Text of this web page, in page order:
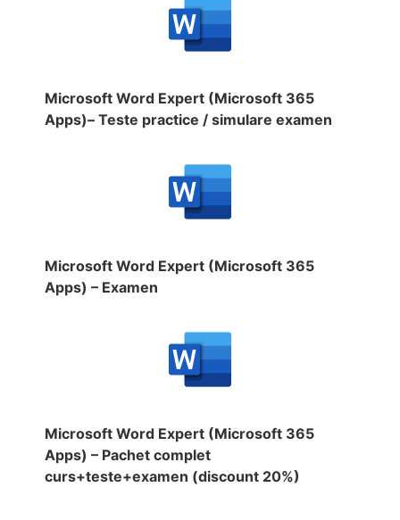
Microsoft Word Expert (Microsoft 365
Apps)– Teste practice / simulare examen
Microsoft Word Expert (Microsoft 365
Apps) – Examen
Microsoft Word Expert (Microsoft 365
Apps) – Pachet complet
curs+teste+examen (discount 20%)